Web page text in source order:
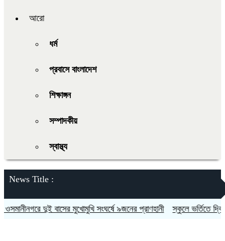
আরো
ধর্ম
প্রবাসে বাংলাদেশ
শিক্ষাঙ্গন
সম্পাদকীয়
স্বাস্থ্য
News Title :
দুই বাসের মুখোমুখি সংঘর্ষে ৯জনের প্রাণহানী স্কুলে ভর্তিতে দ্বিতীয়-